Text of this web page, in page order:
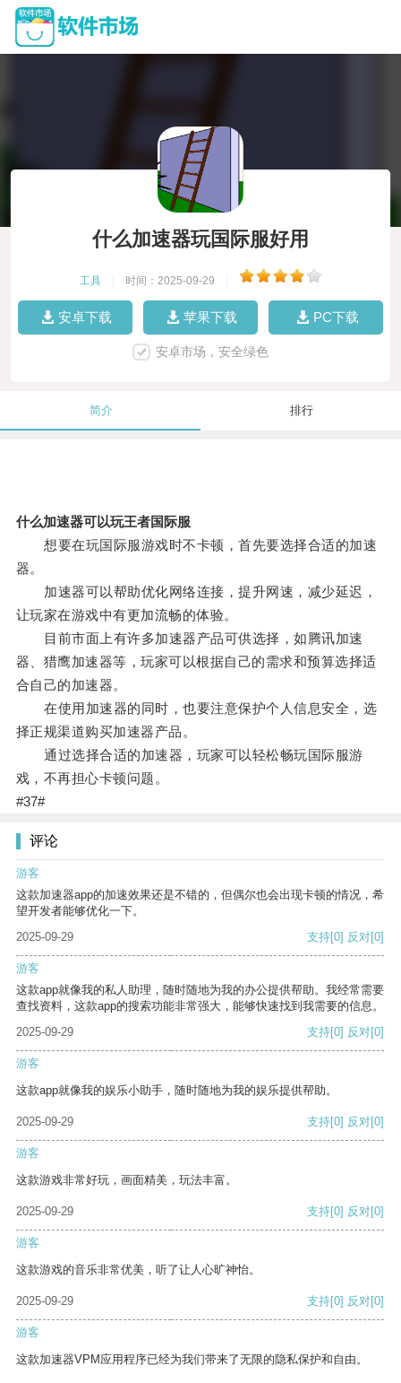
什么加速器玩国际服好用
工具 时间：2025-09-29
安卓下载 苹果下载 PC下载
安卓市场，安全绿色
简介 排行
什么加速器可以玩王者国际服
想要在玩国际服游戏时不卡顿，首先要选择合适的加速
器。
加速器可以帮助优化网络连接，提升网速，减少延迟，
让玩家在游戏中有更加流畅的体验。
目前市面上有许多加速器产品可供选择，如腾讯加速
器、猎鹰加速器等，玩家可以根据自己的需求和预算选择适
合自己的加速器。
在使用加速器的同时，也要注意保护个人信息安全，选
择正规渠道购买加速器产品。
通过选择合适的加速器，玩家可以轻松畅玩国际服游
戏，不再担心卡顿问题。
#37#
评论
游客
这款加速器app的加速效果还是不错的，但偶尔也会出现卡顿的情况，希
望开发者能够优化一下。
2025-09-29
支持[0] 反对[0]
游客
这款app就像我的私人助理，随时随地为我的办公提供帮助。我经常需要
查找资料，这款app的搜索功能非常强大，能够快速找到我需要的信息。
2025-09-29
支持[0] 反对[0]
游客
这款app就像我的娱乐小助手，随时随地为我的娱乐提供帮助。
2025-09-29 支持[0] 反对[0]
游客
这款游戏非常好玩，画面精美，玩法丰富。
2025-09-29 支持[0] 反对[0]
游客
这款游戏的音乐非常优美，听了让人心旷神怡。
2025-09-29 支持[0] 反对[0]
游客
这款加速器VPM应用程序已经为我们带来了无限的隐私保护和自由。